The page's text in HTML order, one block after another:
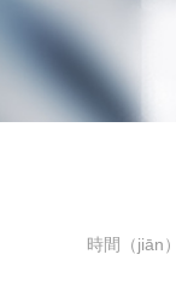
時間（jiān